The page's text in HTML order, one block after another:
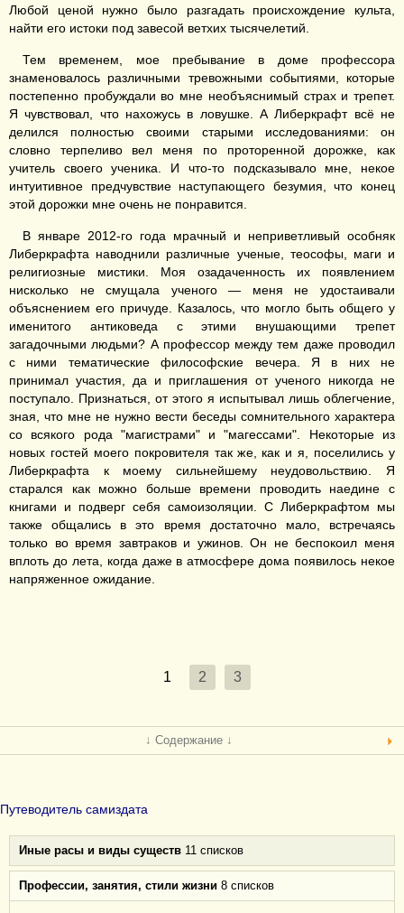
Любой ценой нужно было разгадать происхождение культа,
найти его истоки под завесой ветхих тысячелетий.
Тем временем, мое пребывание в доме профессора
знаменовалось различными тревожными событиями, которые
постепенно пробуждали во мне необъяснимый страх и трепет.
Я чувствовал, что нахожусь в ловушке. А Либеркрафт всё не
делился полностью своими старыми исследованиями: он
словно терпеливо вел меня по проторенной дорожке, как
учитель своего ученика. И что-то подсказывало мне, некое
интуитивное предчувствие наступающего безумия, что конец
этой дорожки мне очень не понравится.
В январе 2012-го года мрачный и неприветливый особняк
Либеркрафта наводнили различные ученые, теософы, маги и
религиозные мистики. Моя озадаченность их появлением
нисколько не смущала ученого — меня не удостаивали
объяснением его причуде. Казалось, что могло быть общего у
именитого антиковеда с этими внушающими трепет
загадочными людьми? А профессор между тем даже проводил
с ними тематические философские вечера. Я в них не
принимал участия, да и приглашения от ученого никогда не
поступало. Признаться, от этого я испытывал лишь облегчение,
зная, что мне не нужно вести беседы сомнительного характера
со всякого рода "магистрами" и "магессами". Некоторые из
новых гостей моего покровителя так же, как и я, поселились у
Либеркрафта к моему сильнейшему неудовольствию. Я
старался как можно больше времени проводить наедине с
книгами и подверг себя самоизоляции. С Либеркрафтом мы
также общались в это время достаточно мало, встречаясь
только во время завтраков и ужинов. Он не беспокоил меня
вплоть до лета, когда даже в атмосфере дома появилось некое
напряженное ожидание.
1 2 3
↓ Содержание ↓
Путеводитель самиздата
Иные расы и виды существ 11 списков
Профессии, занятия, стили жизни 8 списков